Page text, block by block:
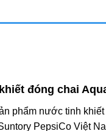
đóng chai
phẩm nước tinh khiết
PepsiCo Việt